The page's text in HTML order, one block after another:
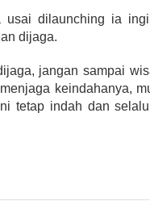
usai dilaunching ia
dijaga.
jangan sampai
keindahanya,
tetap indah dan